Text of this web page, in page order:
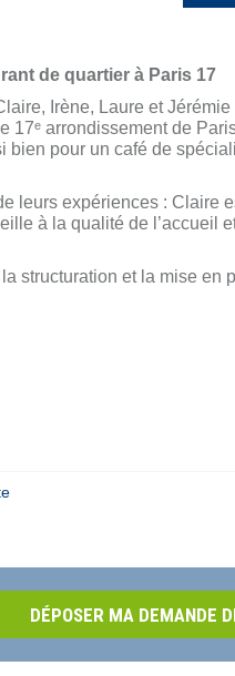
de quartier à Paris 17
Irène, Laure et
17ᵉ arrondissement de
bien pour un café de
leurs expériences : Claire
à la qualité de l’accueil
structuration et la mise en
DÉPOSER MA DEMANDE